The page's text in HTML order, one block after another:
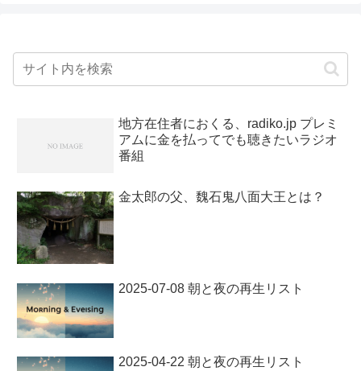
地方在住者におくる、radiko.jp プレミ
アムに金を払ってでも聴きたいラジオ
番組
金太郎の父、魏石鬼八面大王とは？
2025-07-08 朝と夜の再生リスト
2025-04-22 朝と夜の再生リスト